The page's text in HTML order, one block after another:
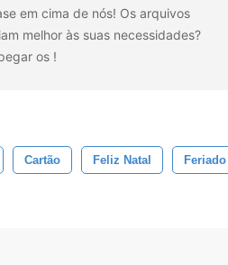
em cima de nós! Os arquivos
melhor às suas necessidades?
os !
Cartão Feliz Natal Feriado